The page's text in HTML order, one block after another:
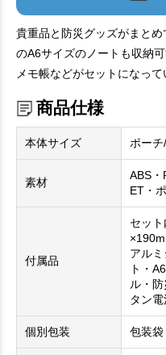
貴重品と防災グッズがまと
のA6サイズのノートも収納
メモ帳などがセットになって
商品仕様
本体サイズ ポー
素材
ABS・
ET・
付属品
セッ
アル
ト・
ル・
タン
個別包装 包装袋